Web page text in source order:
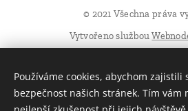
© 2021 Všechna práva
Vytvořeno službou
Čeština
Slovenčina English
Používáme cookies, abychom zajistili
bezpečnost našich stránek. Tím vám